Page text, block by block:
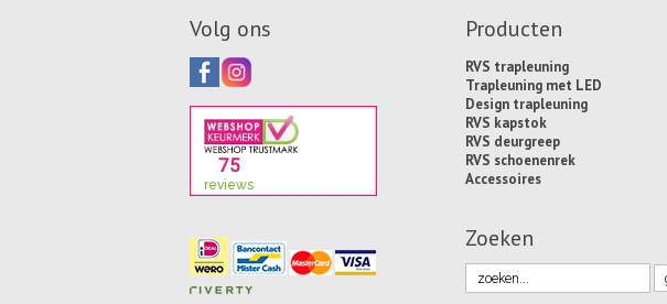
Volg ons
Zoeken
Producten
RVS trapleuning
Trapleuning met LED
Design trapleuning
RVS kapstok
RVS deurgreep
RVS schoenenrek
Accessoires